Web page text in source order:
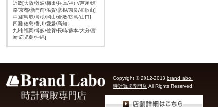
近畿[大阪/難波/梅田/兵庫/神戸/芦屋/姫
路/京都/新門前/滋賀/彦根/奈良/和歌山]
中国[鳥取/島根/岡山/倉敷/広島/山口]
四国[徳島/香川/愛媛/高知]
九州[福岡/博多/佐賀/長崎/熊本/大分/宮
崎/鹿児島/沖縄]
Copyright © 2012-2013brand labo.
時計買取専門店 All Rights Reserved.